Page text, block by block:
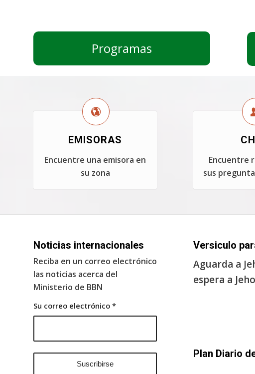
Programas
EMISORAS
Encuentre una emisora en
su zona
Encuentre
sus
Noticias internacionales
Reciba en un correo electrónico
las noticias acerca del
Ministerio de BBN
Su correo electrónico *
Versiculo
Aguarda a
espera a
Plan Diario